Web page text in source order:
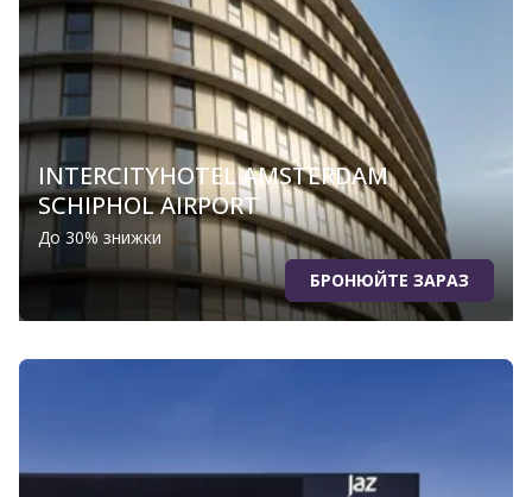
INTERCITYHOTEL AMSTERDAM
SCHIPHOL AIRPORT
До 30% знижки
БРОНЮЙТЕ ЗАРАЗ